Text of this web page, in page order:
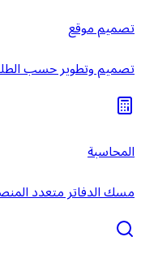
تصميم موقع
تصميم وتطوير حسب
المحاسبة
مسك الدفاتر متعدد